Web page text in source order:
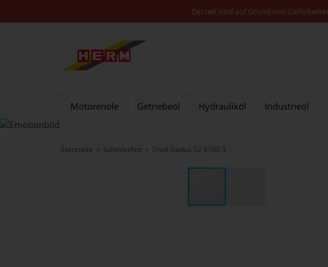
Derzeit sind auf Grund von
Motorenöle Getriebeöl Hydrauliköl Industrieöl
Startseite Schmierfett Shell Gadus S2 V100 3